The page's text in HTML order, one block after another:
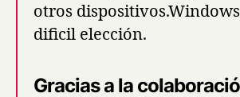
otros
dificil elección.
Gracias a la